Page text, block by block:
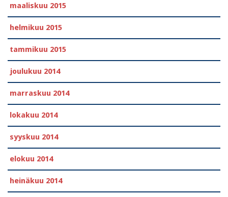
maaliskuu 2015
helmikuu 2015
tammikuu 2015
joulukuu 2014
marraskuu 2014
lokakuu 2014
syyskuu 2014
elokuu 2014
heinäkuu 2014